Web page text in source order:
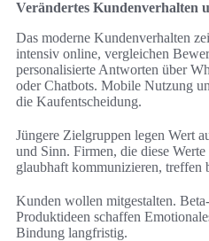
Verändertes Kundenverhalten
Das moderne Kundenverhalten
intensiv online, vergleichen
personalisierte Antworten über
oder Chatbots. Mobile Nutzung
die Kaufentscheidung.
Jüngere Zielgruppen legen Wert
und Sinn. Firmen, die diese
glaubhaft kommunizieren, treffen
Kunden wollen mitgestalten.
Produktideen schaffen
Bindung langfristig.